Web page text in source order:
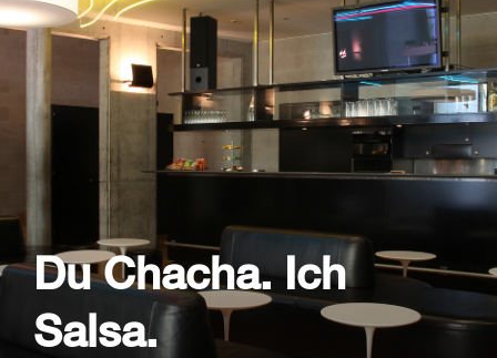
Du Chacha. Ich
Salsa.